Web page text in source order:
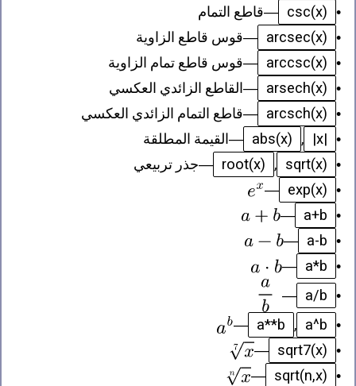
•
csc(x)
—قاطع التمام
•
arcsec(x)
—قوس قاطع الزاوية
•
arccsc(x)
—قوس قاطع تمام الزاوية
•
arsech(x)
— القاطع الزائدي العكسي
•
arcsch(x)
—قاطع التمام الزائدي العكسي
•
|x|
,
abs(x)
— القيمة المطلقة
•
sqrt(x)
,
root(x)
—جذر تربيعي
•
exp(x)
—
•
a+b
—
•
a-b
—
•
a*b
—
•
a/b
—
•
a^b
,
a**b
—
•
sqrt7(x)
—
•
sqrt(n,x)
—